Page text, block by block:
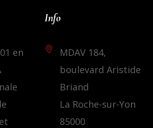
en
Info
MDAV 184,
boulevard Aristide
Briand
La Roche-sur-Yon
85000